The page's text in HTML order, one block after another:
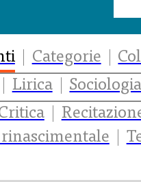
Categorie
Lirica